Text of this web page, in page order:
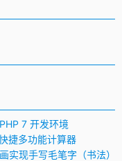
7 开发环境
捷多功能计算器
实现手写毛笔字（书法）